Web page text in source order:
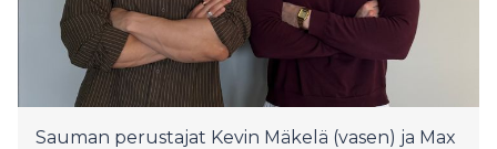
Sauman perustajat Kevin Mäkelä (vasen) ja Max